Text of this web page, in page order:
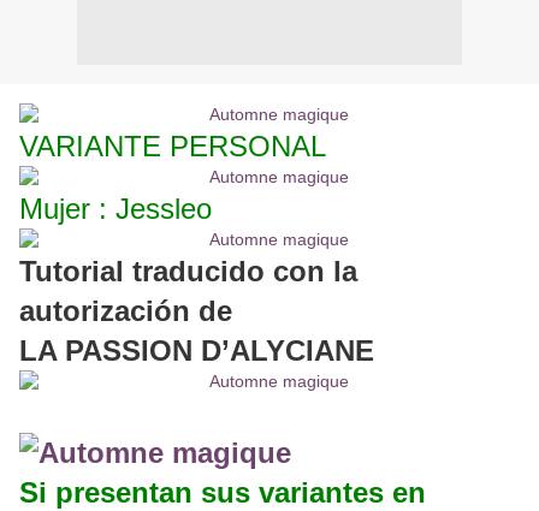
VARIANTE PERSONAL
Mujer : Jessleo
Tutorial traducido con la
autorización de
LA PASSION D’ALYCIANE
Si presentan sus variantes en